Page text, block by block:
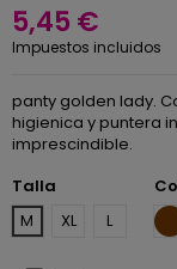
5,45 €
Impuestos incluidos
panty golden lady.
higienica y puntera
imprescindible.
Talla
M
XL L